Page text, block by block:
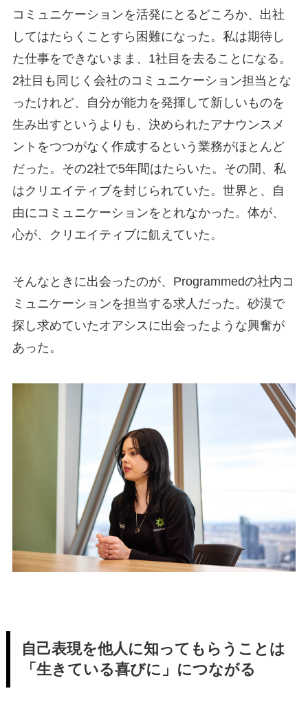
コミュニケーションを活発にとるどころか、出社
してはたらくことすら困難になった。私は期待し
た仕事をできないまま、1社目を去ることになる。
2社目も同じく会社のコミュニケーション担当とな
ったけれど、自分が能力を発揮して新しいものを
生み出すというよりも、決められたアナウンスメ
ントをつつがなく作成するという業務がほとんど
だった。その2社で5年間はたらいた。その間、私
はクリエイティブを封じられていた。世界と、自
由にコミュニケーションをとれなかった。体が、
心が、クリエイティブに飢えていた。
そんなときに出会ったのが、Programmedの社内コ
ミュニケーションを担当する求人だった。砂漠で
探し求めていたオアシスに出会ったような興奮が
あった。
自己表現を他人に知ってもらうことは
「生きている喜びに」につながる